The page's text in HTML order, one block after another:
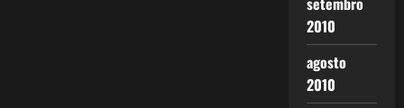
2010
agosto
2010